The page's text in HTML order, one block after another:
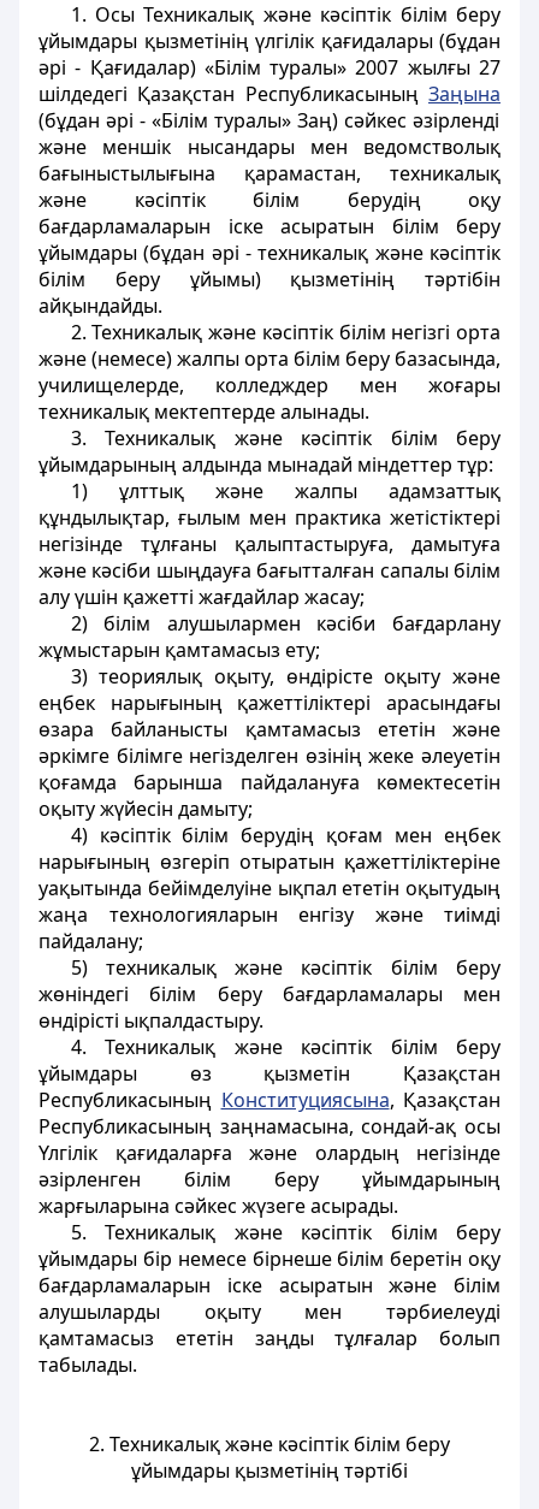
1. Осы Техникалық және кәсіптік білім беру
ұйымдары қызметінің үлгілік қағидалары (бұдан
әрі - Қағидалар) «Білім туралы» 2007 жылғы 27
шілдедегі Қазақстан Республикасының Заңына
(бұдан әрі - «Білім туралы» Заң) сәйкес әзірленді
және меншік нысандары мен ведомстволық
бағыныстылығына қарамастан, техникалық
және кәсіптік білім берудің оқу
бағдарламаларын іске асыратын білім беру
ұйымдары (бұдан әрі - техникалық және кәсіптік
білім беру ұйымы) қызметінің тәртібін
айқындайды.
2. Техникалық және кәсіптік білім негізгі орта
және (немесе) жалпы орта білім беру базасында,
училищелерде, колледждер мен жоғары
техникалық мектептерде алынады.
3. Техникалық және кәсіптік білім беру
ұйымдарының алдында мынадай міндеттер тұр:
1) ұлттық және жалпы адамзаттық
құндылықтар, ғылым мен практика жетістіктері
негізінде тұлғаны қалыптастыруға, дамытуға
және кәсіби шыңдауға бағытталған сапалы білім
алу үшін қажетті жағдайлар жасау;
2) білім алушылармен кәсіби бағдарлану
жұмыстарын қамтамасыз ету;
3) теориялық оқыту, өндірісте оқыту және
еңбек нарығының қажеттіліктері арасындағы
өзара байланысты қамтамасыз ететін және
әркімге білімге негізделген өзінің жеке әлеуетін
қоғамда барынша пайдалануға көмектесетін
оқыту жүйесін дамыту;
4) кәсіптік білім берудің қоғам мен еңбек
нарығының өзгеріп отыратын қажеттіліктеріне
уақытында бейімделуіне ықпал ететін оқытудың
жаңа технологияларын енгізу және тиімді
пайдалану;
5) техникалық және кәсіптік білім беру
жөніндегі білім беру бағдарламалары мен
өндірісті ықпалдастыру.
4. Техникалық және кәсіптік білім беру
ұйымдары өз қызметін Қазақстан
Республикасының Конституциясына, Қазақстан
Республикасының заңнамасына, сондай-ақ осы
Үлгілік қағидаларға және олардың негізінде
әзірленген білім беру ұйымдарының
жарғыларына сәйкес жүзеге асырады.
5. Техникалық және кәсіптік білім беру
ұйымдары бір немесе бірнеше білім беретін оқу
бағдарламаларын іске асыратын және білім
алушыларды оқыту мен тәрбиелеуді
қамтамасыз ететін заңды тұлғалар болып
табылады.
2. Техникалық және кәсіптік білім беру
ұйымдары қызметінің тәртібі